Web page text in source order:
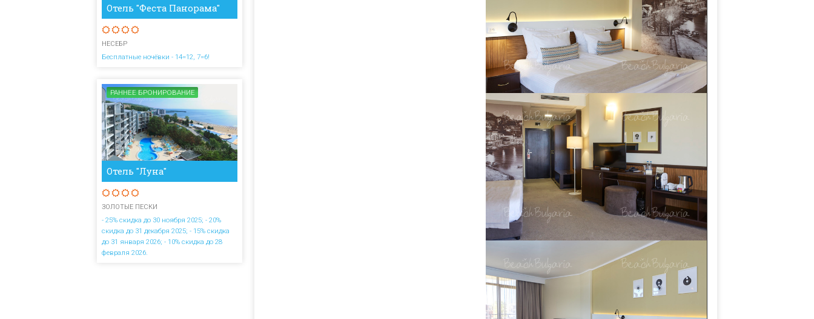
Отель "Феста Панорама"
НЕСЕБР
Бесплатные ночёвки - 14=12, 7=6!
РАННЕЕ БРОНИРОВАНИЕ
Отель "Луна"
ЗОЛОТЫЕ ПЕСКИ
- 25% скидка до 30 ноября 2025; - 20%
скидка до 31 декабря 2025; - 15% скидка
до 31 января 2026; - 10% скидка до 28
февраля 2026.